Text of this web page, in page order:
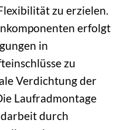
zu erzielen.
erfolgt
in
zu
Verdichtung der
Laufradmontage
durch